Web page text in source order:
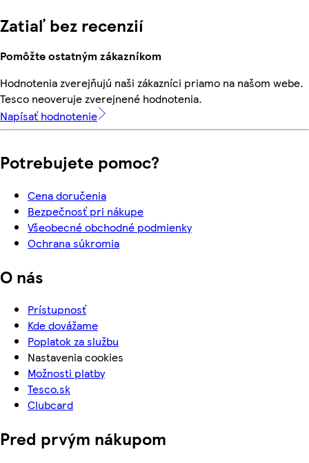
Zatiaľ bez recenzií
Pomôžte ostatným zákazníkom
Hodnotenia zverejňujú naši zákazníci priamo na našom webe.
Tesco neoveruje zverejnené hodnotenia.
Napísať hodnotenie
Potrebujete pomoc?
Cena doručenia
Bezpečnosť pri nákupe
Všeobecné obchodné podmienky
Ochrana súkromia
O nás
Prístupnosť
Kde dovážame
Poplatok za službu
Nastavenia cookies
Možnosti platby
Tesco.sk
Clubcard
Pred prvým nákupom